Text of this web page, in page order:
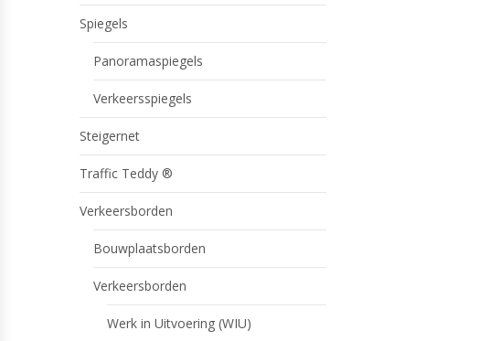
Spiegels
Panoramaspiegels
Verkeersspiegels
Steigernet
Traffic Teddy ®
Verkeersborden
Bouwplaatsborden
Verkeersborden
Werk in Uitvoering (WIU)